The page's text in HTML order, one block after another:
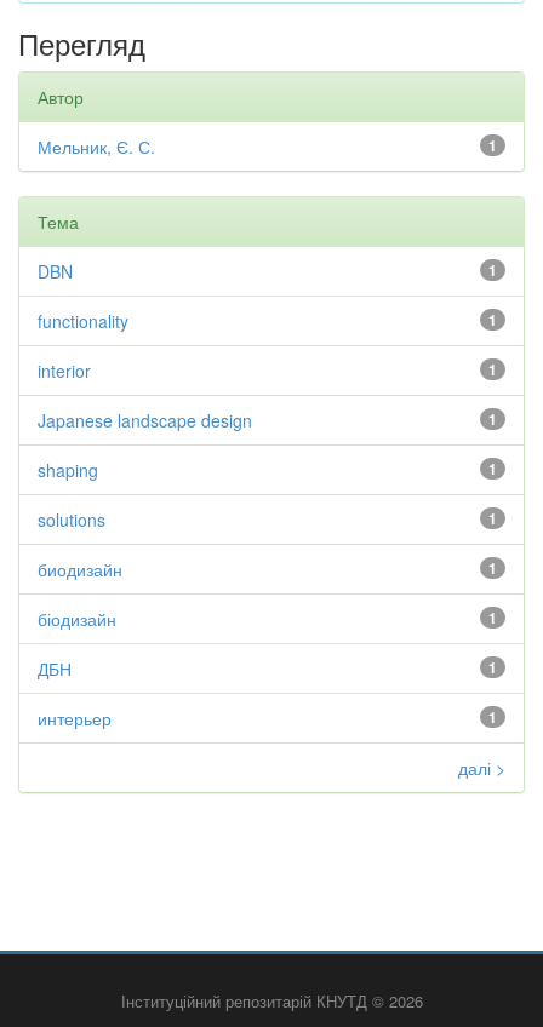
Перегляд
Автор
1
Мельник, Є. С.
Тема
1
DBN
1
functionality
1
interior
1
Japanese landscape design
1
shaping
1
solutions
1
биодизайн
1
біодизайн
1
ДБН
1
интерьер
далі >
Інституційний репозитарій КНУТД © 2026